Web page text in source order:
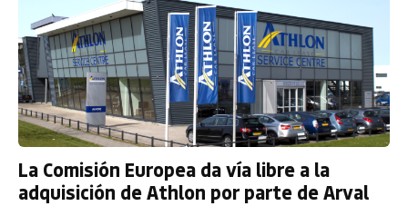
La Comisión Europea da vía libre a la
adquisición de Athlon por parte de Arval